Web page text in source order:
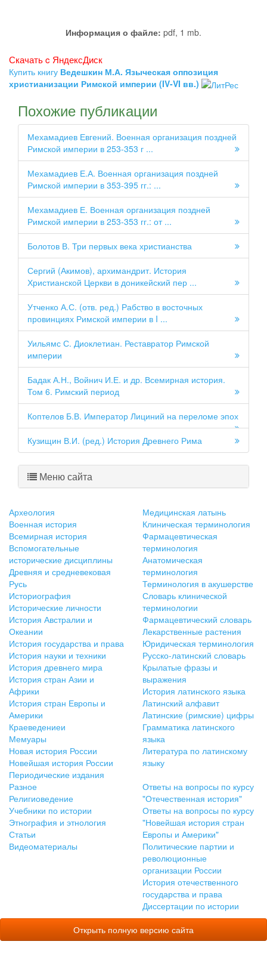
Информация о файле: pdf, 1 mb.
Скачать c ЯндексДиск
Купить книгу Ведешкин М.А. Языческая оппозиция
христианизации Римской империи (IV-VI вв.)
Похожие публикации
Мехамадиев Евгений. Военная организация поздней
Римской империи в 253-353 г ...
Мехамадиев Е.А. Военная организация поздней
Римской империи в 353-395 гг.: ...
Мехамадиев Е. Военная организация поздней
Римской империи в 253-353 гг.: от ...
Болотов В. Три первых века христианства
Сергий (Акимов), архимандрит. История
Христианской Церкви в доникейский пер ...
Утченко А.С. (отв. ред.) Рабство в восточных
провинциях Римской империи в I ...
Уильямс С. Диоклетиан. Реставратор Римской
империи
Бадак А.Н., Войнич И.Е. и др. Всемирная история.
Том 6. Римский период
Коптелов Б.В. Император Лициний на переломе эпох
Кузищин В.И. (ред.) История Древнего Рима
Меню сайта
Археология
Военная история
Всемирная история
Вспомогательные
исторические дисциплины
Древняя и средневековая
Русь
Историография
Исторические личности
История Австралии и
Океании
История государства и права
История науки и техники
История древнего мира
История стран Азии и
Африки
История стран Европы и
Америки
Краеведениеи
Мемуары
Новая история России
Новейшая история России
Периодические издания
Разное
Религиоведение
Учебники по истории
Этнография и этнология
Статьи
Видеоматериалы
Медицинская латынь
Клиническая терминология
Фармацевтическая
терминология
Анатомическая
терминология
Терминология в акушерстве
Словарь клинической
терминологии
Фармацевтический словарь
Лекарственные растения
Юридическая терминология
Русско-латинский словарь
Крылатые фразы и
выражения
История латинского языка
Латинский алфавит
Латинские (римские) цифры
Грамматика латинского
языка
Литература по латинскому
языку
Ответы на вопросы по курсу
"Отечественная история"
Ответы на вопросы по курсу
"Новейшая история стран
Европы и Америки"
Политические партии и
революционные
организации России
История отечественного
государства и права
Диссертации по истории
Открыть полную версию сайта